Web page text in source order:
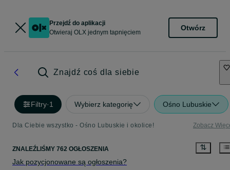
Przejdź do aplikacji
Otwieraj OLX jednym tapnięciem
Otwórz
Znajdź coś dla siebie
Filtry·1 Wybierz kategorię Ośno Lubuskie
Dla Ciebie wszystko - Ośno Lubuskie i okolice! Zobacz
ZNALEŹLIŚMY 762 OGŁOSZENIA
Jak pozycjonowane są ogłoszenia?